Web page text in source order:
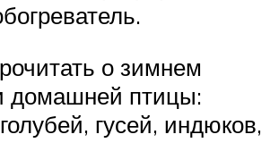
о зимнем
домашней птицы:
гусей, индюков,